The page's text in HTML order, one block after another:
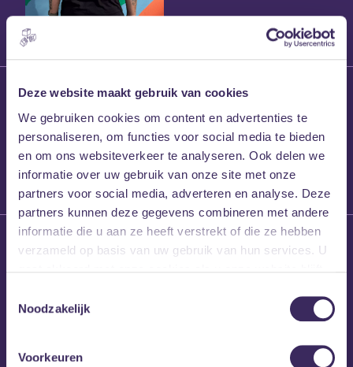
Deze website maakt gebruik van cookies
We gebruiken cookies om content en advertenties te
personaliseren, om functies voor social media te bieden
en om ons websiteverkeer te analyseren. Ook delen we
informatie over uw gebruik van onze site met onze
partners voor social media, adverteren en analyse. Deze
partners kunnen deze gegevens combineren met andere
informatie die u aan ze heeft verstrekt of die ze hebben
verzameld op basis van uw gebruik van hun services. U
Noodzakelijk
Voorkeuren
27 maart 2026
Willem’s Blog:
Frans Kalf
26 maart 2026
Willem’s Blog: High